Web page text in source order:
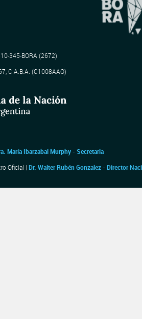
345-BORA (2672)
C.A.B.A. (C1008AAO)
María Ibarzabal Murphy - Secretaria
Oficial | Dr. Walter Rubén Gonzalez - Director